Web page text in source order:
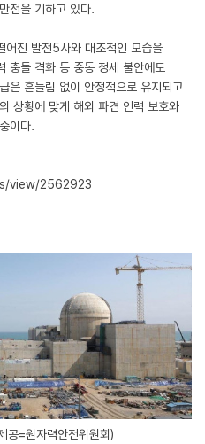
전을 기하고 있다.
어진 발전5사와 대조적인 모습을
충돌 격화 등 중동 정세 불안에도
은 흔들림 없이 안정적으로 유지되고
상황에 맞게 해외 파견 인력 보호와
이다.
view/2562923
공=원자력안전위원회)